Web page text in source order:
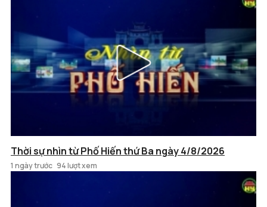
Thời sự nhìn từ Phố Hiến thứ Ba ngày 4/8/2026
1 ngày trước 94 lượt xem